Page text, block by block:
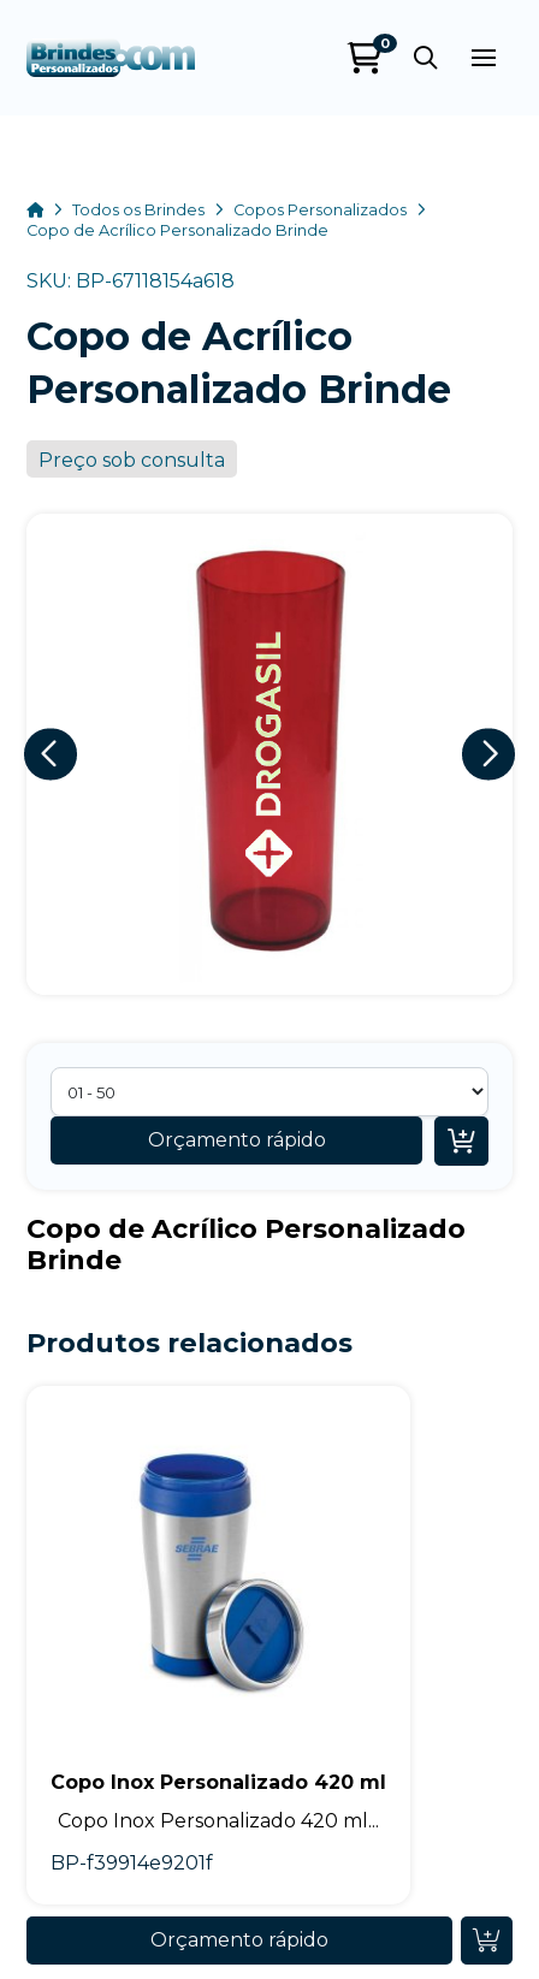
0
HomeTodos os Brindes
Copos Personalizados
Copo de Acrílico Personalizado Brinde
SKU: BP-67118154a618
Copo de Acrílico
Personalizado Brinde
Preço sob consulta
Orçamento rápido 
Copo de Acrílico Personalizado
Brinde
Produtos relacionados
Copo Inox Personalizado 420 ml
Copo Inox Personalizado 420 ml...
BP-f39914e9201f
Orçamento rápido
+55
Eu concordo em receber comunicações.
A nossa empresa está comprometida a proteger e respeitar
sua privacidade, utilizaremos seus dados apenas para fins
de marketing. Você pode alterar suas preferências a
qualquer momento.
Iniciar conversa